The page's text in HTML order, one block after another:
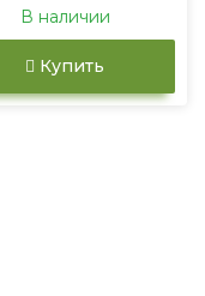
В наличии
Купить